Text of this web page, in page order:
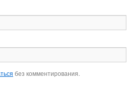
без комментирования.